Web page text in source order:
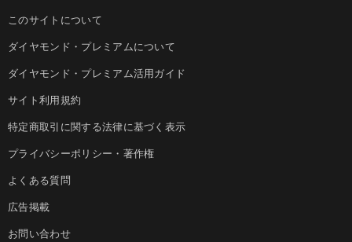
このサイトについて
ダイヤモンド・プレミアムについて
ダイヤモンド・プレミアム活用ガイド
サイト利用規約
特定商取引に関する法律に基づく表示
プライバシーポリシー・著作権
よくある質問
広告掲載
お問い合わせ